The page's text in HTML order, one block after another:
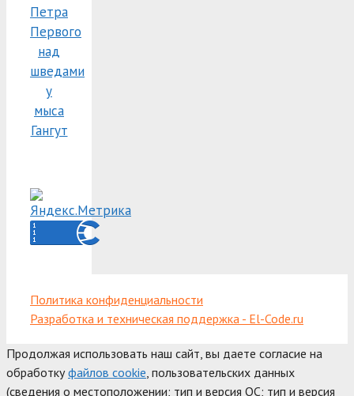
Петра
Первого
над
шведами
у
мыса
Гангут
Политика конфиденциальности
Разработка и техническая поддержка - El-Code.ru
Продолжая использовать наш сайт, вы даете согласие на
обработкуфайлов cookie , пользовательских данных
(сведения о местоположении; тип и версия ОС; тип и версия